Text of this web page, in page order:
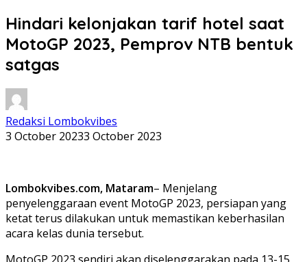
Hindari kelonjakan tarif hotel saat
MotoGP 2023, Pemprov NTB bentuk
satgas
Redaksi Lombokvibes
3 October 20233 October 2023
Lombokvibes.com, Mataram– Menjelang
penyelenggaraan event MotoGP 2023, persiapan yang
ketat terus dilakukan untuk memastikan keberhasilan
acara kelas dunia tersebut.